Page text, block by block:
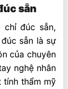
sẵn
chỉ đúc sẵn,
sẵn là sự
của chuyên
nghệ nhân
tính thẩm mỹ